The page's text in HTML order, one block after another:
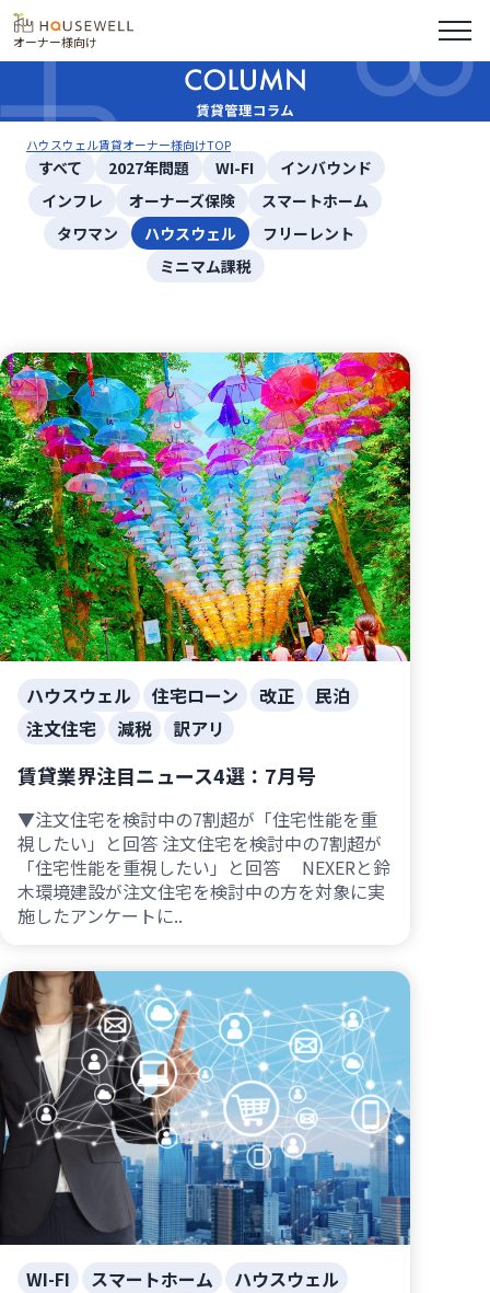
オーナー様向け
ハウスウェル賃貸オーナー様向けTOP
すべて 2027年問題 WI-FI
インバウンド
インフレ
オーナーズ保険
スマートホーム
タワマン
ハウスウェル
フリーレント
ミニマム課税
ハウスウェル 住宅ローン 改正
民泊
注文住宅
減税 訳アリ
賃貸業界注目ニュース4選：7月号
▼注文住宅を検討中の7割超が「住宅性能を重
視したい」と回答 注文住宅を検討中の7割超が
「住宅性能を重視したい」と回答 NEXERと鈴
木環境建設が注文住宅を検討中の方を対象に実
施したアンケートに..
WI-FI スマートホーム
ハウスウェル